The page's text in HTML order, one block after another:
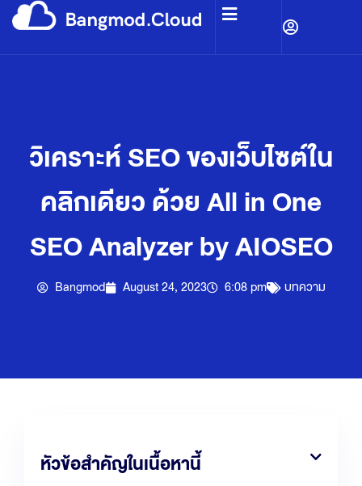
วิเคราะห์ SEO ของเว็บไซต์ใน
คลิกเดียว ด้วย All in One
SEO Analyzer by AIOSEO
Bangmod August 24, 2023 6:08 pm บทความ
หัวข้อสำคัญในเนื้อหานี้